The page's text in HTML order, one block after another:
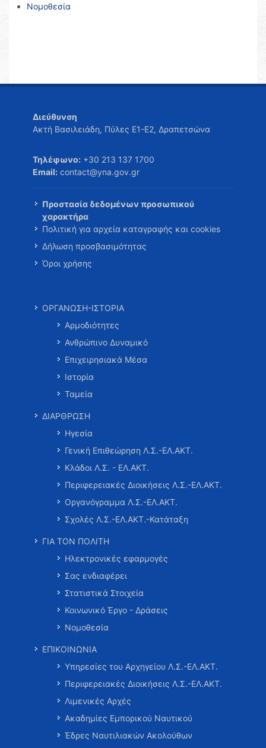
Νομοθεσία
Διεύθυνση
Ακτή Βασιλειάδη, Πύλες Ε1-Ε2, Δραπετσώνα
Τηλέφωνο: +30 213 137 1700
Email: contact@yna.gov.gr
Προστασία δεδομένων προσωπικού
χαρακτήρα
Πολιτική για αρχεία καταγραφής και cookies
Δήλωση προσβασιμότητας
Όροι χρήσης
ΟΡΓΑΝΩΣΗ-ΙΣΤΟΡΙΑ
Αρμοδιότητες
Ανθρώπινο Δυναμικό
Επιχειρησιακά Μέσα
Ιστορία
Ταμεία
ΔΙΑΡΘΡΩΣΗ
Ηγεσία
Γενική Επιθεώρηση Λ.Σ.-ΕΛ.ΑΚΤ.
Κλάδοι Λ.Σ. - ΕΛ.ΑΚΤ.
Περιφερειακές Διοικήσεις Λ.Σ.-ΕΛ.ΑΚΤ.
Οργανόγραμμα Λ.Σ.-ΕΛ.ΑΚΤ.
Σχολές Λ.Σ.-ΕΛ.ΑΚΤ.-Κατάταξη
ΓΙΑ ΤΟΝ ΠΟΛΙΤΗ
Ηλεκτρονικές εφαρμογές
Σας ενδιαφέρει
Στατιστικά Στοιχεία
Κοινωνικό Έργο - Δράσεις
Νομοθεσία
ΕΠΙΚΟΙΝΩΝΙΑ
Υπηρεσίες του Αρχηγείου Λ.Σ.-ΕΛ.ΑΚΤ.
Περιφερειακές Διοικήσεις Λ.Σ.-ΕΛ.ΑΚΤ.
Λιμενικές Αρχές
Ακαδημίες Εμπορικού Ναυτικού
Έδρες Ναυτιλιακών Ακολούθων